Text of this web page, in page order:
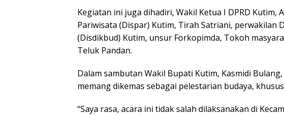
Kegiatan ini juga dihadiri, Wakil Ketua I DPRD Kutim,
Pariwisata (Dispar) Kutim, Tirah Satriani, perwakilan
(Disdikbud) Kutim, unsur Forkopimda, Tokoh
Teluk Pandan.
Dalam sambutan Wakil Bupati Kutim, Kasmidi
memang dikemas sebagai pelestarian budaya,
“Saya rasa, acara ini tidak salah dilaksanakan di